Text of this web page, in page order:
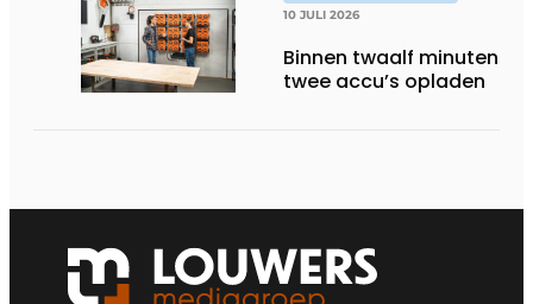
10 JULI 2026
Binnen twaalf minuten
twee accu’s opladen